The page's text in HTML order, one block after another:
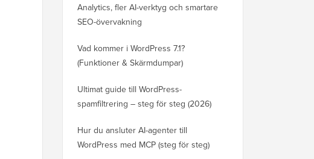
Analytics, fler AI-verktyg och smartare
SEO-övervakning
Vad kommer i WordPress 7.1?
(Funktioner & Skärmdumpar)
Ultimat guide till WordPress-
spamfiltrering – steg för steg (2026)
Hur du ansluter AI-agenter till
WordPress med MCP (steg för steg)